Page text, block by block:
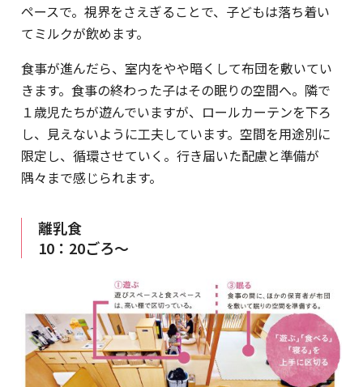
ペースで。視界をさえぎることで、子どもは落ち着い
てミルクが飲めます。
食事が進んだら、室内をやや暗くして布団を敷いてい
きます。食事の終わった子はその眠りの空間へ。隣で
１歳児たちが遊んでいますが、ロールカーテンを下ろ
し、見えないように工夫しています。空間を用途別に
限定し、循環させていく。行き届いた配慮と準備が
隅々まで感じられます。
離乳食
10：20ごろ～